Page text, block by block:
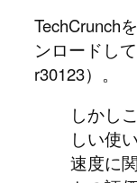
TechCrunch
ンロードし
r30123）。
しかし
しい使
速度に